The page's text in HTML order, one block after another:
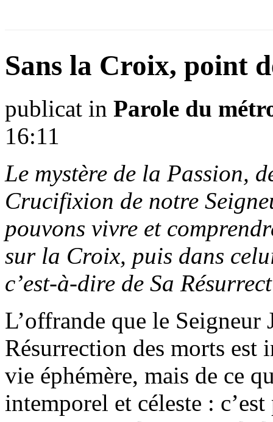
Sans la Croix, point
publicat in Parole du
16:11
Le mystère de la Passion,
Crucifixion de notre
pouvons vivre et
sur la Croix, puis dans
c’est-à-dire de Sa
L’offrande que le Seigneur
Résurrection des morts est
vie éphémère, mais de ce
intemporel et céleste :